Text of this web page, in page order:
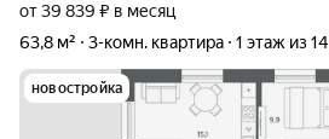
от 39 839 ₽ в месяц
63,8 м²
3-комн. квартира 1 этаж из 14
новостройка